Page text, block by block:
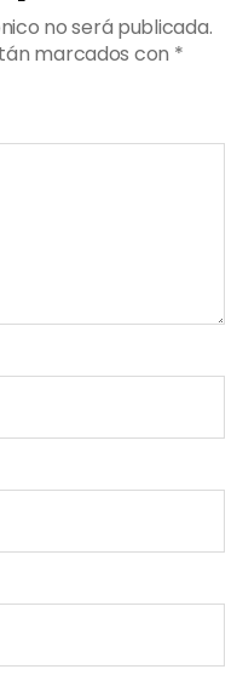
no será publicada.
marcados con *